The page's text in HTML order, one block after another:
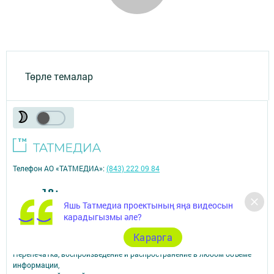
Төрле темалар
Яшь Татмедиа проектының яңа видеосын
карадыгызмы әле?
Карарга
© 2011 - 2026. Знамя газета Буинского района. Все права защищены.
© ТАТМЕДИА. Все материалы, размещенные на сайте, защищены
Перепечатка, воспроизведение и распространение в любом объеме
информации,
Телефон АО «ТАТМЕДИА»:(843) 222 09 84
18+